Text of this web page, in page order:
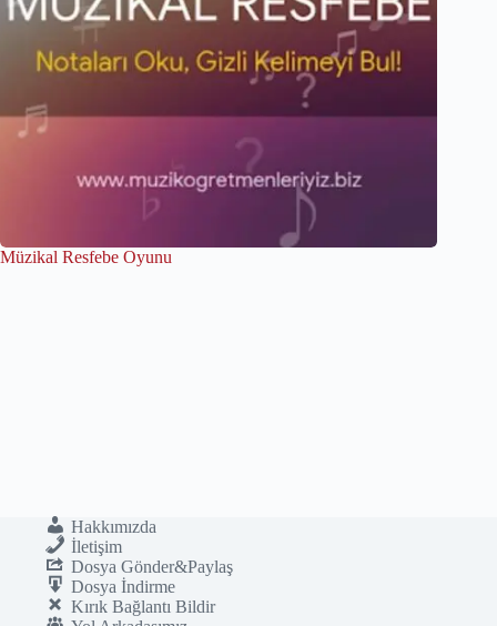
Müzikal Resfebe Oyunu
Hakkımızda
İletişim
Dosya Gönder&Paylaş
Dosya İndirme
Kırık Bağlantı Bildir